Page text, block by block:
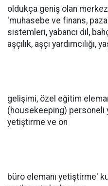
oldukça geniş olan
'muhasebe ve finans,
sistemleri, yabancı dil,
aşçılık, aşçı yardımcılığı,
gelişimi, özel eğitim
(housekeeping) personeli
yetiştirme ve ön
büro elemanı yetiştirme'